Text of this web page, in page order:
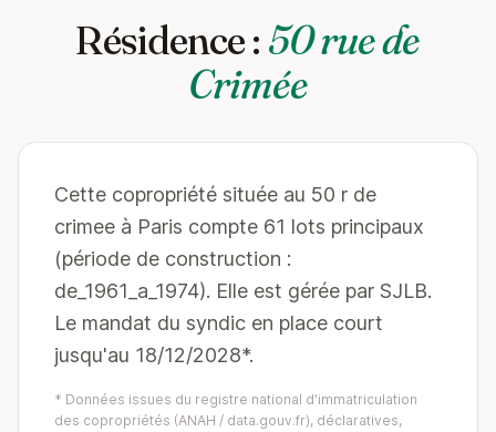
Résidence : 50 rue de
Crimée
Cette copropriété située au 50 r de
crimee à Paris compte 61 lots principaux
(période de construction :
de_1961_a_1974). Elle est gérée par SJLB.
Le mandat du syndic en place court
jusqu'au 18/12/2028*.
* Données issues du registre national d'immatriculation
des copropriétés (ANAH / data.gouv.fr), déclaratives,